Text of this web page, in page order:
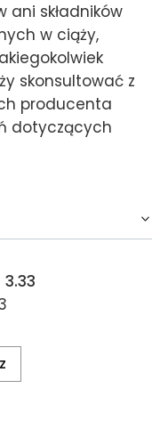
ani składników
w ciąży,
skonsultować z
producenta
dotyczących
3.33